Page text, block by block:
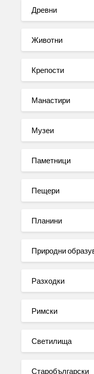
Древни
Животни
Крепости
Манастири
Музеи
Паметници
Пещери
Планини
Природни
Разходки
Римски
Светилища
Старобългарски